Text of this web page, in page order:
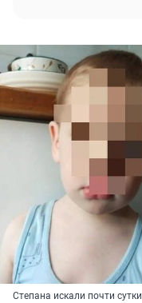
Степана искали почти сутки